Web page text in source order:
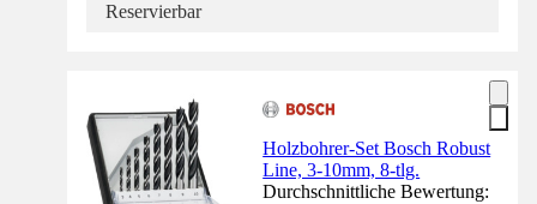
Reservierbar
Holzbohrer-Set Bosch Robust
Line, 3-10mm, 8-tlg.
Durchschnittliche Bewertung: